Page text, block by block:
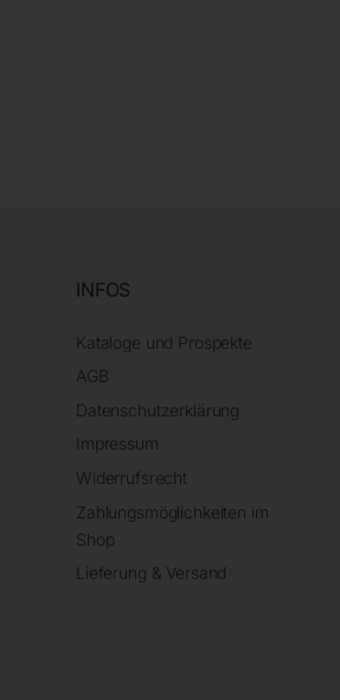
INFOS
Kataloge und Prospekte
AGB
Datenschutzerklärung
Impressum
Widerrufsrecht
Zahlungsmöglichkeiten im
Shop
Lieferung & Versand